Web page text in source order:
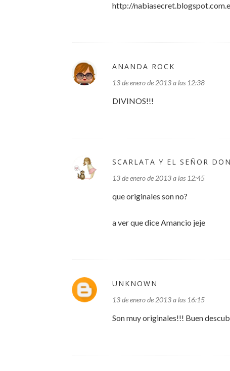
http://
ANANDA ROCK
13 de enero de 2013 a las 12:38
DIVINOS!!!
SCARLATA Y EL SEÑOR
13 de enero de 2013 a las 12:45
que originales son no?
a ver que dice Amancio jeje
UNKNOWN
13 de enero de 2013 a las 16:15
Son muy originales!!! Buen